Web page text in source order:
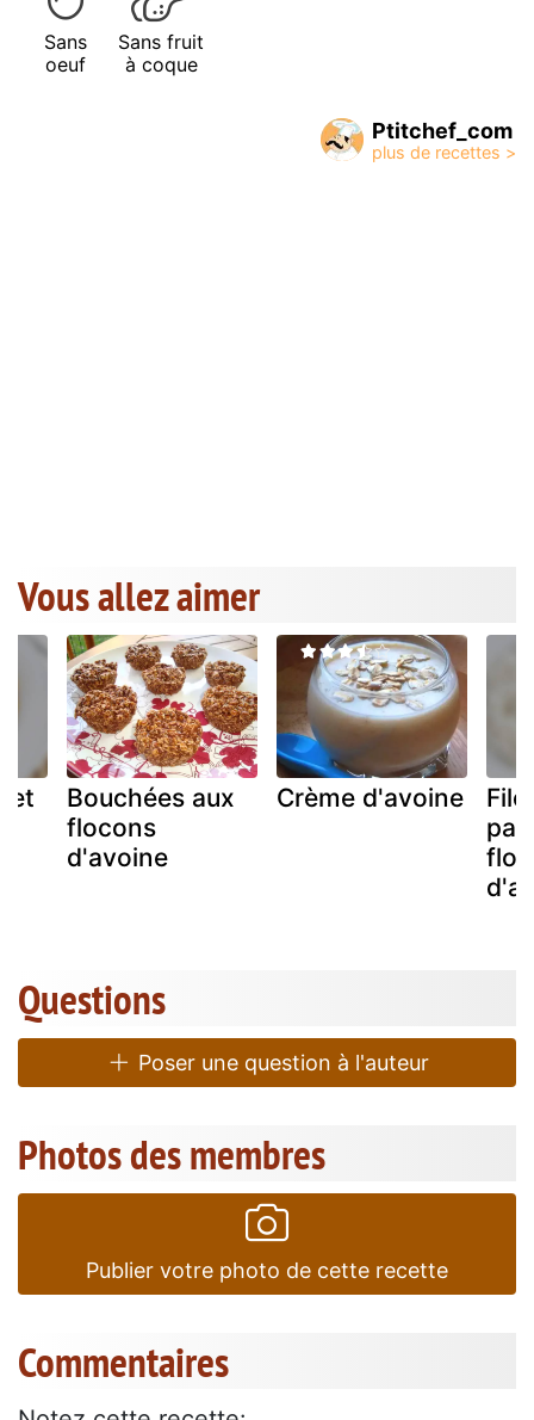
Sans
oeuf
Sans fruit
à coque
Ptitchef_com
Vous allez aimer
Bouchées aux
flocons
d'avoine
Crème d'avoine
Questions
Poser une question à l'auteur
Photos des membres
Publier votre photo de cette recette
Commentaires